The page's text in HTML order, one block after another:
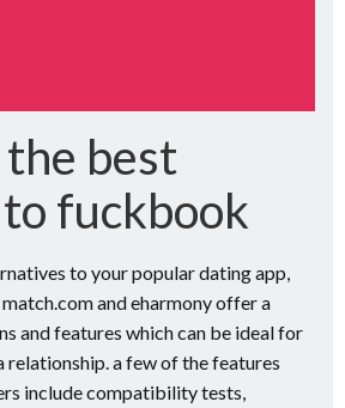
best
fuckbook
to your popular dating app,
and eharmony offer a
and features which can be ideal for
relationship. a few of the features
include compatibility tests,